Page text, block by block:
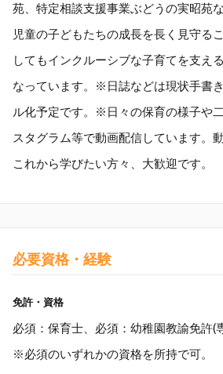
苑、特定相談支援事業ぶどうの実昭苑
児童の子どもたちの成長を長く見守る
してもインクルーシブな子育てを支え
なっています。※日誌などは現状手書
ル化予定です。※日々の保育の様子や
スタグラム等で動画配信しています。
これから学びたい方々、大歓迎です。
必要資格・経験
免許・資格
必須：保育士、必須：幼稚園教諭免許(
※必須のいずれかの資格を所持で可。